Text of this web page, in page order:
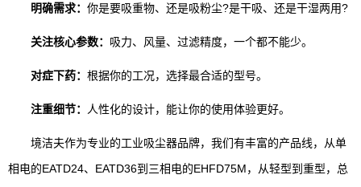
明确需求： 你是要吸重物、还是吸粉尘?是干吸、还是干湿两用?
关注核心参数： 吸力、风量、过滤精度，一个都不能少。
对症下药： 根据你的工况，选择最合适的型号。
注重细节： 人性化的设计，能让你的使用体验更好。
境洁夫作为专业的工业吸尘器品牌，我们有丰富的产品线，从单
相电的EATD24、EATD36到三相电的EHFD75M，从轻型到重型，总